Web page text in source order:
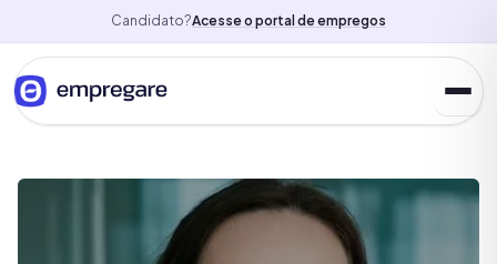
Candidato?Acesse o portal de empregos